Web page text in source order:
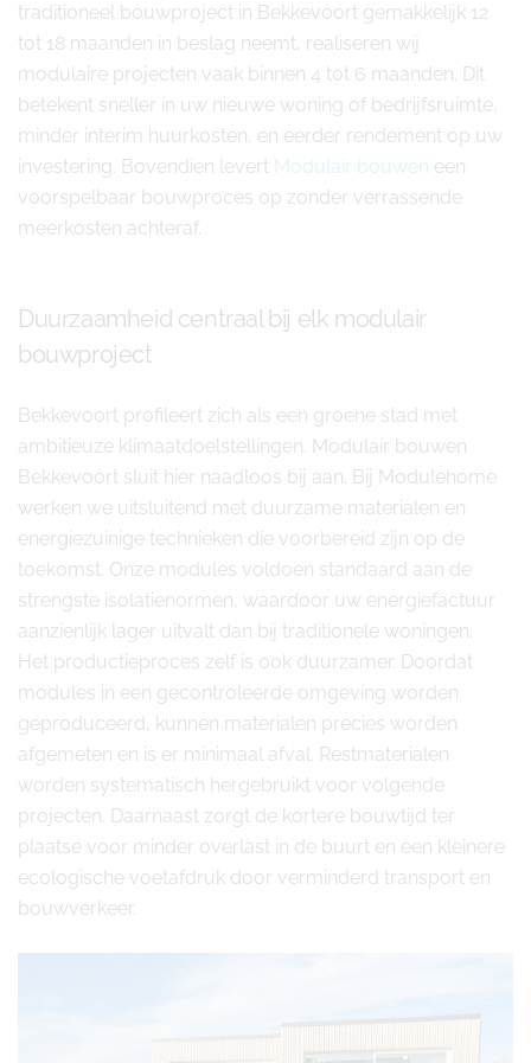
traditioneel bouwproject in Bekkevoort gemakkelijk 12
tot 18 maanden in beslag neemt, realiseren wij
modulaire projecten vaak binnen 4 tot 6 maanden. Dit
betekent sneller in uw nieuwe woning of bedrijfsruimte,
minder interim huurkosten, en eerder rendement op uw
investering. Bovendien levert Modulair bouwen een
voorspelbaar bouwproces op zonder verrassende
meerkosten achteraf.
Duurzaamheid centraal bij elk modulair
bouwproject
Bekkevoort profileert zich als een groene stad met
ambitieuze klimaatdoelstellingen. Modulair bouwen
Bekkevoort sluit hier naadloos bij aan. Bij Modulehome
werken we uitsluitend met duurzame materialen en
energiezuinige technieken die voorbereid zijn op de
toekomst. Onze modules voldoen standaard aan de
strengste isolatienormen, waardoor uw energiefactuur
aanzienlijk lager uitvalt dan bij traditionele woningen.
Het productieproces zelf is ook duurzamer. Doordat
modules in een gecontroleerde omgeving worden
geproduceerd, kunnen materialen precies worden
afgemeten en is er minimaal afval. Restmaterialen
worden systematisch hergebruikt voor volgende
projecten. Daarnaast zorgt de kortere bouwtijd ter
plaatse voor minder overlast in de buurt en een kleinere
ecologische voetafdruk door verminderd transport en
bouwverkeer.